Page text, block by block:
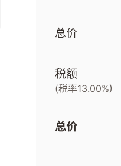
总价
税额
(税率13.00%)
总价